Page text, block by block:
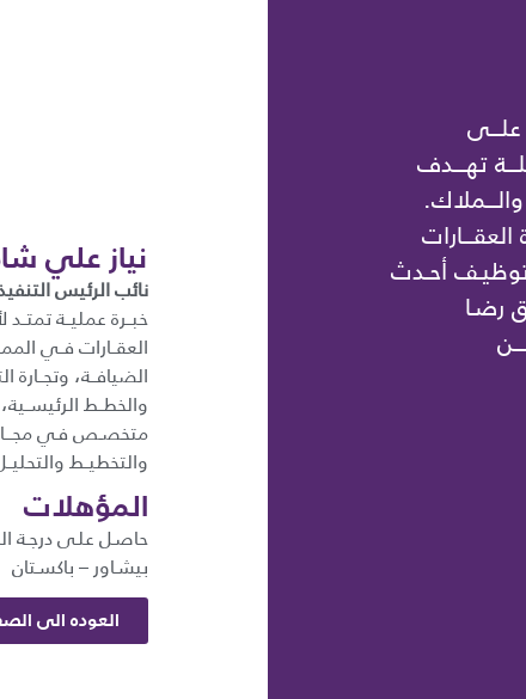
نياز علي
نائب الرئيس
العقــارات فــي
الضيافــة، وتجــارة
والخطــط
متخصـص فـي مجـــال
والتخطيــط
المؤهلات
حاصـل علـى درجـة
بيشـاور – باكسـتان
العوده الى
تهـــدف
أحـدث
رضـا